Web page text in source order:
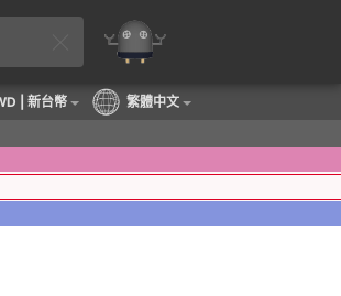
| 新台幣 繁體中文